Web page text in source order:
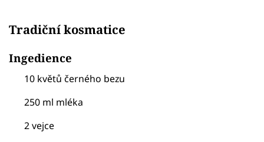
Tradiční kosmatice
Ingedience
10 květů černého bezu
250 ml mléka
2 vejce